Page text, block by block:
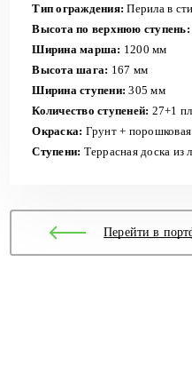
Тип ограждения: Перила в
Высота по верхнюю ступень:
Ширина марша: 1200 мм
Высота шага: 167 мм
Ширина ступени: 305 мм
Количество ступеней: 27+1
Окраска: Грунт +
Ступени: Террасная доска из
Перейти в